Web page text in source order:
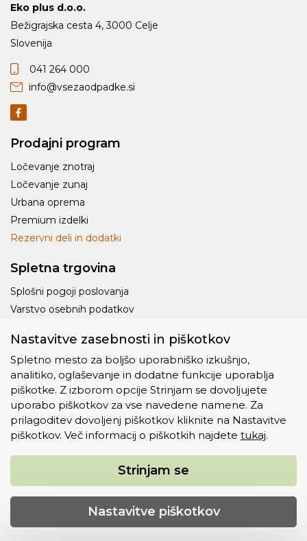
Eko plus d.o.o.
Bežigrajska cesta 4, 3000 Celje
Slovenija
041 264 000
info@vsezaodpadke.si
Prodajni program
Ločevanje znotraj
Ločevanje zunaj
Urbana oprema
Premium izdelki
Rezervni deli in dodatki
Spletna trgovina
Splošni pogoji poslovanja
Varstvo osebnih podatkov
Piškotki
Ostalo
O nas
Copyright © 2012 - 2026 Eko plus d.o.o.. Vse pravice
izdelava spletne trgovine
Nastavitve zasebnosti in piškotkov
Spletno mesto za boljšo uporabniško izkušnjo,
analitiko, oglaševanje in dodatne funkcije uporablja
piškotke. Z izborom opcije Strinjam se dovoljujete
uporabo piškotkov za vse navedene namene. Za
prilagoditev dovoljenj piškotkov kliknite na Nastavitve
piškotkov. Več informacij o piškotkih najdete tukaj.
Strinjam se
Nastavitve piškotkov